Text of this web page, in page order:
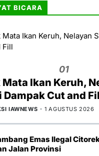
BICARA
01
Mata Ikan Keruh,
Dampak Cut and
IAWNEWS 1 AGUSTUS 2026
Emas Ilegal
Jalan Provinsi